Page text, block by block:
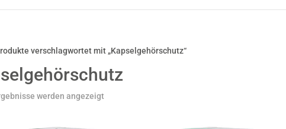
verschlagwortet mit „Kapselgehörschutz“
werden angezeigt